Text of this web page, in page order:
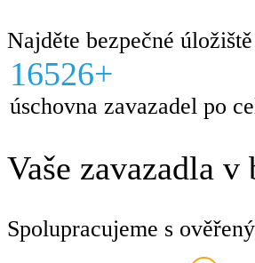
Najděte bezpečné
16526+
úschovna zavazadel po
Vaše zavazadla
Spolupracujeme s